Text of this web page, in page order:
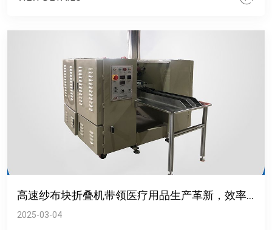
高速纱布块折叠机带领医疗用品生产革新，效率与质量双提升
2025-03-04